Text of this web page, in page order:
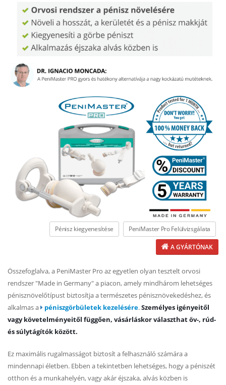
Pénisz kiegyenesítése PeniMaster Pro Felülvizsgálata
A GYÁRTÓNAK
Összefoglalva, a PeniMaster Pro az egyetlen olyan tesztelt orvosi
rendszer "Made in Germany" a piacon, amely mindhárom lehetséges
pénisznövelőtípust biztosítja a természetes pénisznövekedéshez, és
alkalmas a
péniszgörbületek kezelésére.Személyes igényeitől
vagy követelményeitől függően, vásárláskor választhat öv-, rúd-
és súlytágítók között.
Ez maximális rugalmasságot biztosít a felhasználó számára a
mindennapi életben. Ebben a tekintetben lehetséges, hogy a péniszét
otthon és a munkahelyén, vagy akár éjszaka, alvás közben is